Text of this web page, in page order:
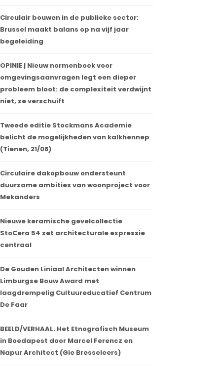
Circulair bouwen in de publieke sector:
Brussel maakt balans op na vijf jaar
begeleiding
OPINIE | Nieuw normenboek voor
omgevingsaanvragen legt een dieper
probleem bloot: de complexiteit verdwijnt
niet, ze verschuift
Tweede editie Stockmans Academie
belicht de mogelijkheden van kalkhennep
(Tienen, 21/08)
Circulaire dakopbouw ondersteunt
duurzame ambities van woonproject voor
Mekanders
Nieuwe keramische gevelcollectie
StoCera 54 zet architecturale expressie
centraal
De Gouden Liniaal Architecten winnen
Limburgse Bouw Award met
laagdrempelig Cultuureducatief Centrum
De Faar
BEELD/VERHAAL. Het Etnografisch Museum
in Boedapest door Marcel Ferencz en
Napur Architect (Gie Bresseleers)